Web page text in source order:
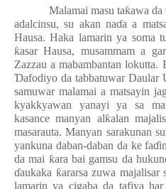
Malamai masu taƙawa da
adalcinsu, su akan naɗa a
Hausa. Haka lamarin ya soma
ƙasar Hausa, musammam a
Zazzau a mabambantan lokutta.
Ɗafodiyo da tabbatuwar Daular
samuwar malamai a matsayin
kyakkyawan yanayi ya sa
kasance manyan alƙalan
masarauta. Manyan sarakunan
yankuna daban-daban da ke faɗ
da mai ƙara bai gamsu da
ɗaukaka ƙararsa zuwa majalisar
lamarin ya cigaba da tafiya